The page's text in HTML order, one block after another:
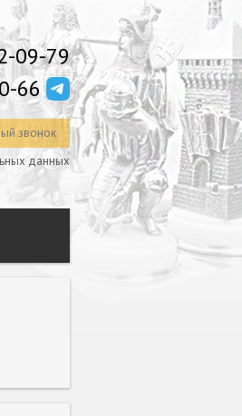
09-79
66
звонок
данных